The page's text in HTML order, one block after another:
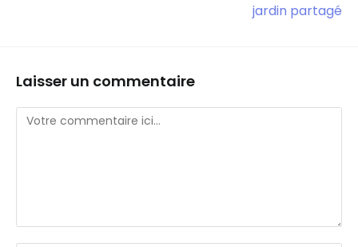
jardin partagé
Laisser un commentaire